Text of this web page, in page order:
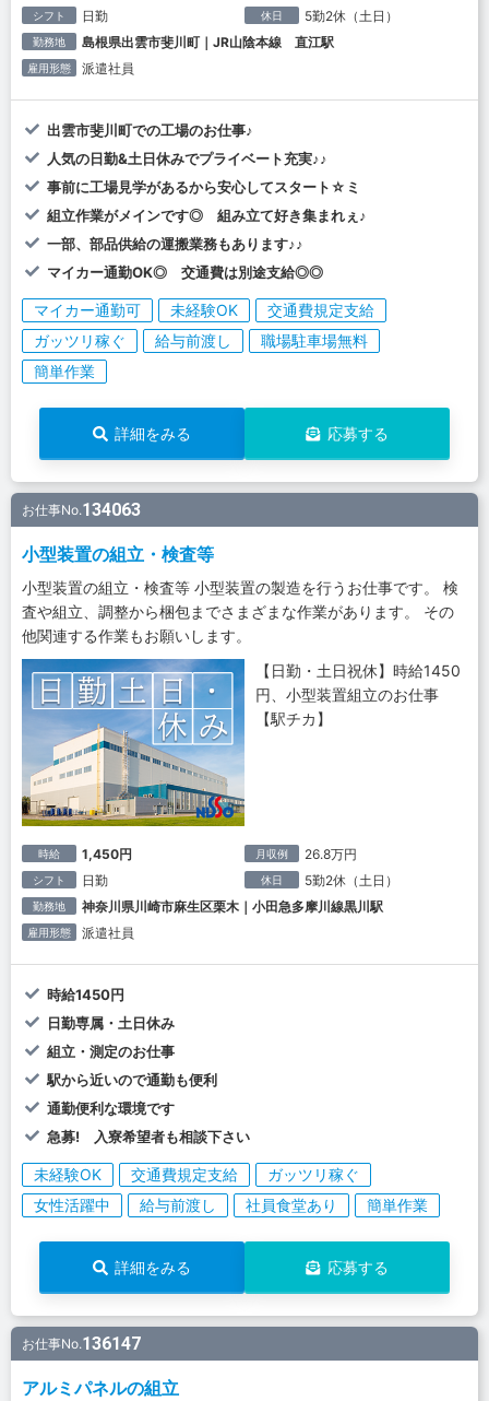
シフト 日勤 休日 5勤2休（土日）
勤務地 島根県出雲市斐川町｜JR山陰本線 直江駅
雇用形態 派遣社員
出雲市斐川町での工場のお仕事♪
人気の日勤&土日休みでプライベート充実♪♪
事前に工場見学があるから安心してスタート☆ミ
組立作業がメインです◎ 組み立て好き集まれぇ♪
一部、部品供給の運搬業務もあります♪♪
マイカー通勤OK◎ 交通費は別途支給◎◎
マイカー通勤可 未経験OK
交通費規定支給
ガッツリ稼ぐ
給与前渡し
職場駐車場無料
簡単作業
詳細をみる 応募する
お仕事No.134063
小型装置の組立・検査等
小型装置の組立・検査等 小型装置の製造を行うお仕事です。 検
査や組立、調整から梱包までさまざまな作業があります。 その
他関連する作業もお願いします。
【日勤・土日祝休】時給1450
円、小型装置組立のお仕事
【駅チカ】
時給 1,450円 月収例 26.8万円
シフト 日勤 休日 5勤2休（土日）
勤務地 神奈川県川崎市麻生区栗木｜小田急多摩川線黒川駅
雇用形態 派遣社員
時給1450円
日勤専属・土日休み
組立・測定のお仕事
駅から近いので通勤も便利
通勤便利な環境です
急募! 入寮希望者も相談下さい
未経験OK 交通費規定支給
ガッツリ稼ぐ
女性活躍中
給与前渡し 社員食堂あり 簡単作業
詳細をみる 応募する
お仕事No.136147
アルミパネルの組立